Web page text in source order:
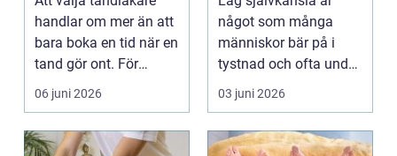
tandvård
handlar om mer än att
bara boka en tid när en
tand gör ont. För
många är tandvå...
06 juni 2026
något som många
människor bär på i
tystnad och ofta under
lång tid. Många
uppleve...
03 juni 2026